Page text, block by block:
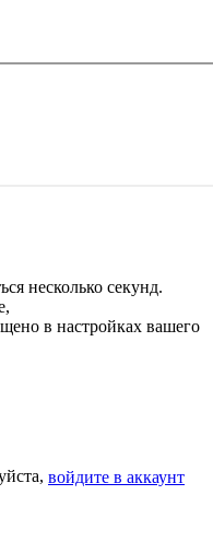
несколько секунд.
в настройках вашего
войдите в аккаунт